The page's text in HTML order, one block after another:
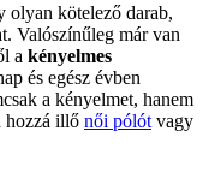
olyan kötelező darab,
Valószínűleg már van
a kényelmes
és egész évben
a kényelmet, hanem
hozzá illő női pólót vagy